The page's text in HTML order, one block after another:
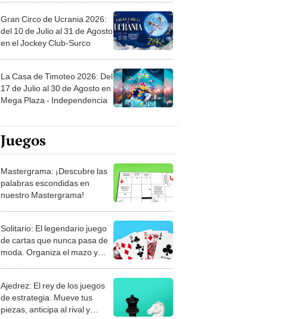
Gran Circo de Ucrania 2026:
del 10 de Julio al 31 de Agosto
en el Jockey Club-Surco
La Casa de Timoteo 2026: Del
17 de Julio al 30 de Agosto en
Mega Plaza - Independencia
Juegos
Mastergrama: ¡Descubre las
palabras escondidas en
nuestro Mastergrama!
Solitario: El legendario juego
de cartas que nunca pasa de
moda. Organiza el mazo y
Ajedrez: El rey de los juegos
de estrategia. Mueve tus
piezas, anticipa al rival y